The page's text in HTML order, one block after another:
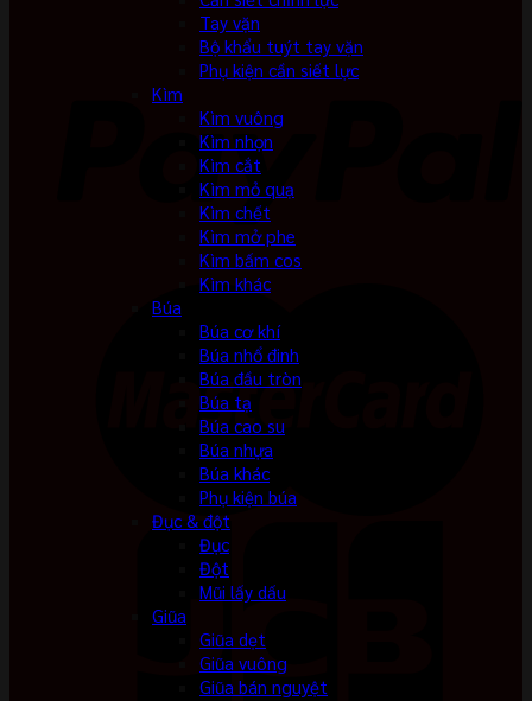
Tay vặn
Bộ khẩu tuýt tay vặn
Phụ kiện cần siết lực
Kìm
Kìm vuông
Kìm nhọn
Kìm cắt
Kìm mỏ quạ
Kìm chết
Kìm mở phe
Kìm bấm cos
Kìm khác
Búa
Búa cơ khí
Búa nhổ đinh
Búa đầu tròn
Búa tạ
Búa cao su
Búa nhựa
Búa khác
Phụ kiện búa
Đục & đột
Đục
Đột
Mũi lấy dấu
Giũa
Giũa dẹt
Giũa vuông
Giũa bán nguyệt